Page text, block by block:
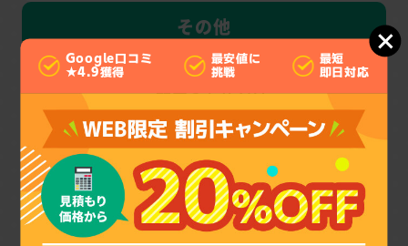
Google口コミ
★4.9獲得
最安値に
挑戦
最短
即日対応
その他
遺品整理やゴミ屋敷など
一軒家のお片付け